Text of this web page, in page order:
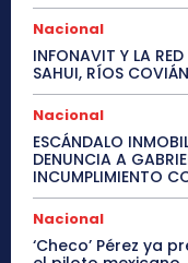
Nacional
INFONAVIT Y LA
SAHUI, RÍOS
Nacional
ESCÁNDALO
DENUNCIA A
INCUMPLIMIENTO
Nacional
‘Checo’ Pérez ya